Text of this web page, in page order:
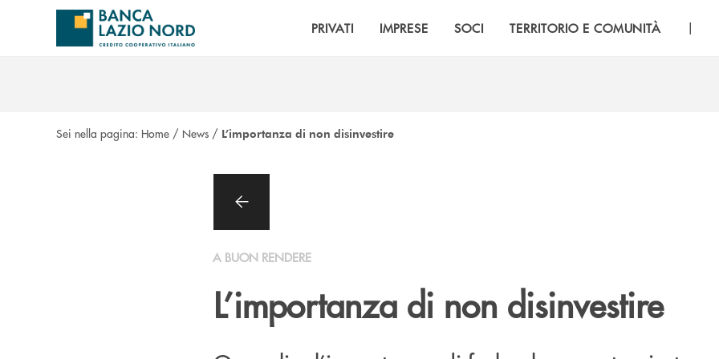
Salta al contenuto principale
PRIVATI IMPRESE SOCI TERRITORIO E COMUNITÀ |
Sei nella pagina: Home / News / L’importanza di non disinvestire
A BUON RENDERE
L’importanza di non disinvestire